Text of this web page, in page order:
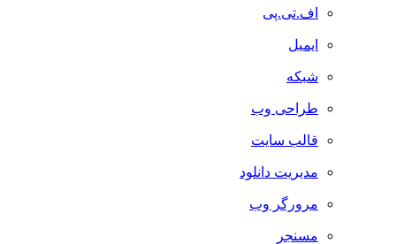
اف.تی.پی
ایمیل
شبکه
طراحی وب
قالب سایت
مدیریت دانلود
مرورگر وب
مسنجر